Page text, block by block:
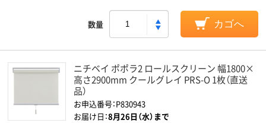
数量 カゴへ
ニチベイ ポポラ2 ロールスクリーン 幅1800×
高さ2900mm クールグレイ PRS-O 1枚（直送
品）
お申込番号：P830943
お届け日：8月26日（水）まで